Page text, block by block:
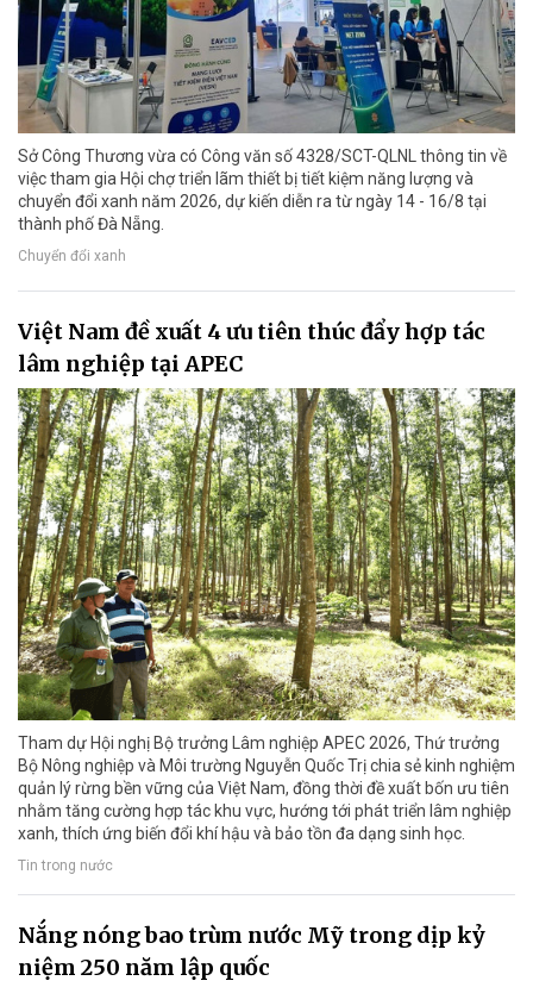
Sở Công Thương vừa có Công văn số 4328/SCT-QLNL thông tin về
việc tham gia Hội chợ triển lãm thiết bị tiết kiệm năng lượng và
chuyển đổi xanh năm 2026, dự kiến diễn ra từ ngày 14 - 16/8 tại
thành phố Đà Nẵng.
Chuyển đổi xanh
Việt Nam đề xuất 4 ưu tiên thúc đẩy hợp tác
lâm nghiệp tại APEC
Tham dự Hội nghị Bộ trưởng Lâm nghiệp APEC 2026, Thứ trưởng
Bộ Nông nghiệp và Môi trường Nguyễn Quốc Trị chia sẻ kinh nghiệm
quản lý rừng bền vững của Việt Nam, đồng thời đề xuất bốn ưu tiên
nhằm tăng cường hợp tác khu vực, hướng tới phát triển lâm nghiệp
xanh, thích ứng biến đổi khí hậu và bảo tồn đa dạng sinh học.
Tin trong nước
Nắng nóng bao trùm nước Mỹ trong dịp kỷ
niệm 250 năm lập quốc